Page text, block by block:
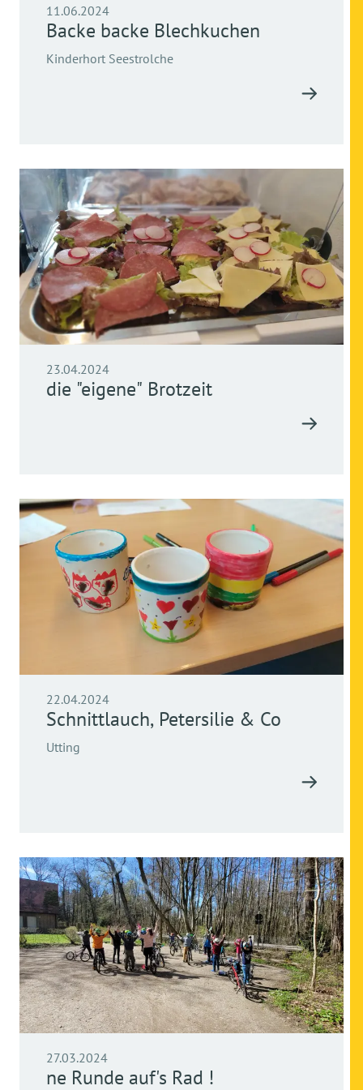
11.06.2024
Backe backe Blechkuchen
Kinderhort Seestrolche
23.04.2024
die "eigene" Brotzeit
22.04.2024
Schnittlauch, Petersilie & Co
Utting
27.03.2024
ne Runde auf's Rad !